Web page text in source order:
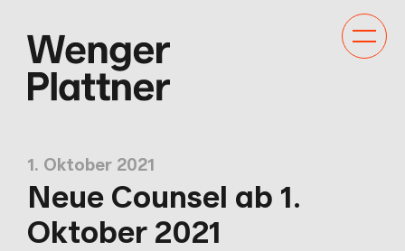
1. Oktober 2021
Neue Counsel ab 1.
Oktober 2021